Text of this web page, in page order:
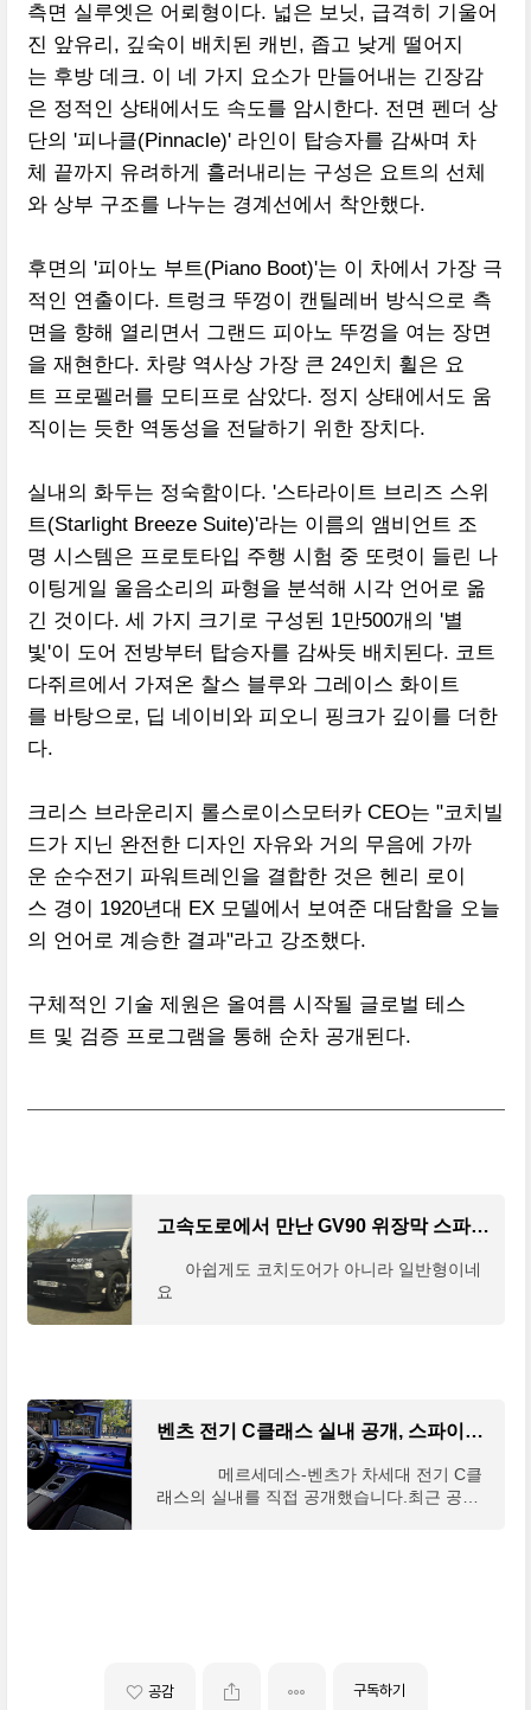
측면 실루엣은 어뢰형이다. 넓은 보닛, 급격히 기울어
진 앞유리, 깊숙이 배치된 캐빈, 좁고 낮게 떨어지
는 후방 데크. 이 네 가지 요소가 만들어내는 긴장감
은 정적인 상태에서도 속도를 암시한다. 전면 펜더 상
단의 '피나클(Pinnacle)' 라인이 탑승자를 감싸며 차
체 끝까지 유려하게 흘러내리는 구성은 요트의 선체
와 상부 구조를 나누는 경계선에서 착안했다.
후면의 '피아노 부트(Piano Boot)'는 이 차에서 가장 극
적인 연출이다. 트렁크 뚜껑이 캔틸레버 방식으로 측
면을 향해 열리면서 그랜드 피아노 뚜껑을 여는 장면
을 재현한다. 차량 역사상 가장 큰 24인치 휠은 요
트 프로펠러를 모티프로 삼았다. 정지 상태에서도 움
직이는 듯한 역동성을 전달하기 위한 장치다.
실내의 화두는 정숙함이다. '스타라이트 브리즈 스위
트(Starlight Breeze Suite)'라는 이름의 앰비언트 조
명 시스템은 프로토타입 주행 시험 중 또렷이 들린 나
이팅게일 울음소리의 파형을 분석해 시각 언어로 옮
긴 것이다. 세 가지 크기로 구성된 1만500개의 '별
빛'이 도어 전방부터 탑승자를 감싸듯 배치된다. 코트
다쥐르에서 가져온 찰스 블루와 그레이스 화이트
를 바탕으로, 딥 네이비와 피오니 핑크가 깊이를 더한
다.
크리스 브라운리지 롤스로이스모터카 CEO는 "코치빌
드가 지닌 완전한 디자인 자유와 거의 무음에 가까
운 순수전기 파워트레인을 결합한 것은 헨리 로이
스 경이 1920년대 EX 모델에서 보여준 대담함을 오늘
의 언어로 계승한 결과"라고 강조했다.
구체적인 기술 제원은 올여름 시작될 글로벌 테스
트 및 검증 프로그램을 통해 순차 공개된다.
고속도로에서 만난 GV90 위장막 스파이샷
아쉽게도 코치도어가 아니라 일반형이네
요
벤츠 전기 C클래스 실내 공개, 스파이샷 업데이트
메르세데스-벤츠가 차세대 전기 C클
래스의 실내를 직접 공개했습니다.최근 공
공감 구독하기